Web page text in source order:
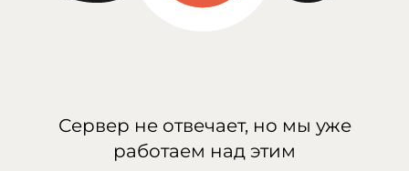
Сервер не отвечает, но мы уже
работаем над этим